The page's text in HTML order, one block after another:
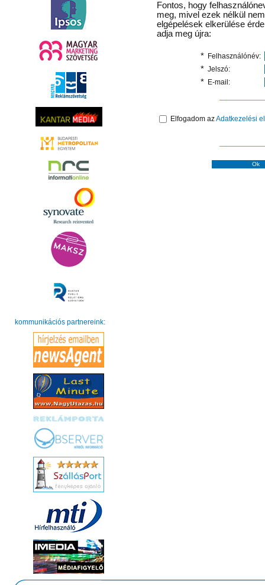
kommunikációs partnereink:
Fontos, hogy
meg, mivel ezek nélkül
elgépelések elkerülése
adja meg újra:
* Felhasználónév:
* Jelszó:
* E-mail:
Elfogadom azAdatkezelési